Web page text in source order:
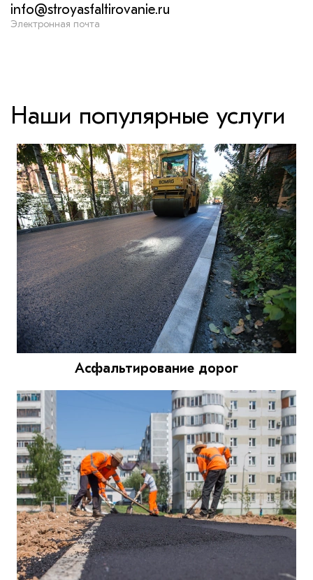
info@stroyasfaltirovanie.ru
Электронная почта
Наши популярные услуги
Асфальтирование дорог